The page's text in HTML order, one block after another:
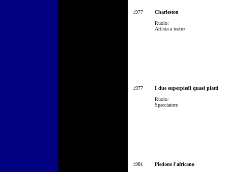
1977
Charleston
Ruolo:
Artista a teatro
1977
I due superpiedi quasi piatti
Ruolo:
Spacciatore
1981
Piedone l'africano